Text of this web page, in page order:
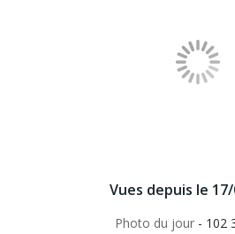
Vues depuis le
Photo du jour- 102